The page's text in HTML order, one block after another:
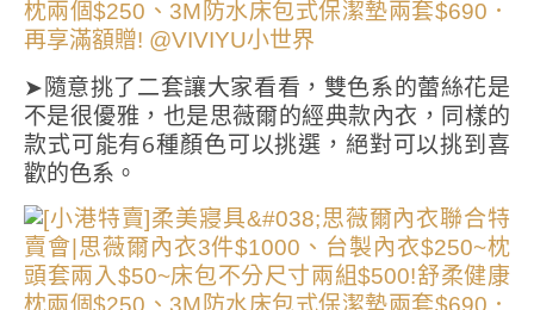
➤隨意挑了二套讓大家看看，雙色系的蕾絲花是
不是很優雅，也是思薇爾的經典款內衣，同樣的
款式可能有6種顏色可以挑選，絕對可以挑到喜
歡的色系。